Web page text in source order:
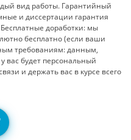
вид работы. Гарантийный
и диссертации гарантия
доработки: мы
бесплатно (если ваши
требованиям: данным,
вас будет персональный
и держать вас в курсе всего